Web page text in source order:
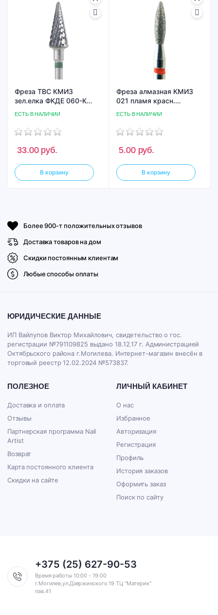
Фреза ТВС КМИЗ
зел.елка ФКДЕ 060-К
ЕСТЬ В НАЛИЧИИ
33.00 руб.
В корзину
Фреза алмазная КМИЗ
021 пламя красн.
ЕСТЬ В НАЛИЧИИ
5.00 руб.
В корзину
Более 900-т положительных отзывов
Доставка товаров на дом
Скидки постоянным клиентам
Любые способы оплаты
ЮРИДИЧЕСКИЕ ДАННЫЕ
ИП Вайлупов Виктор Михайлович, свидетельство о гос.
регистрации №791109825 выдано 18.12.17 г. Администрацией
Октябрьского района г.Могилева. Интернет-магазин внесён в
торговый реестр 12.02.2024 №573837.
ПОЛЕЗНОЕ
Доставка и оплата
Отзывы
Партнерская программа Nail
Artist
Возврат
Карта постоянного клиента
Скидки на сайте
ЛИЧНЫЙ КАБИНЕТ
О нас
Избранное
Авторизация
Регистрация
Профиль
История заказов
Оформить заказ
Поиск по сайту
+375 (25) 627-90-53
Время работы 10:00 - 19:00
г.Могилев,ул.Дзержинского 19 ТЦ "Материк"
пав.41